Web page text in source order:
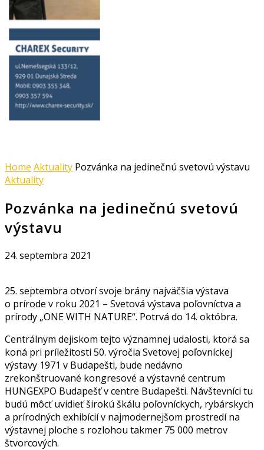
Home Aktuality Pozvánka na jedinečnú svetovú výstavu
Aktuality
Pozvánka na jedinečnú svetovú
výstavu
24. septembra 2021
25. septembra otvorí svoje brány najväčšia výstava
o prírode v roku 2021 – Svetová výstava poľovníctva a
prírody „ONE WITH NATURE“. Potrvá do 14. októbra.
Centrálnym dejiskom tejto významnej udalosti, ktorá sa
koná pri príležitosti 50. výročia Svetovej poľovníckej
výstavy 1971 v Budapešti, bude nedávno
zrekonštruované kongresové a výstavné centrum
HUNGEXPO Budapešť v centre Budapešti. Návštevníci tu
budú môcť uvidieť širokú škálu poľovníckych, rybárskych
a prírodných exhibícií v najmodernejšom prostredí na
výstavnej ploche s rozlohou takmer 75 000 metrov
štvorcových.